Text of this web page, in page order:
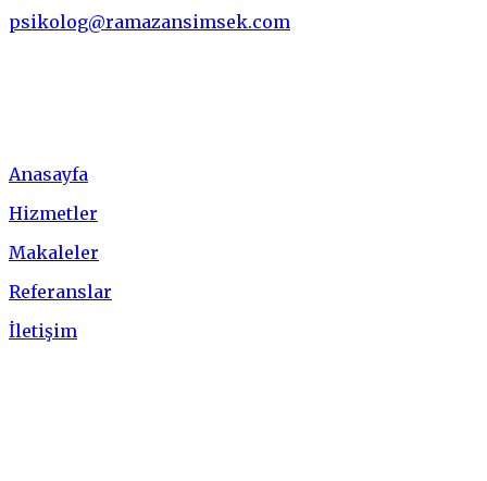
psikolog@ramazansimsek.com
Anasayfa
Hizmetler
Makaleler
Referanslar
İletişim